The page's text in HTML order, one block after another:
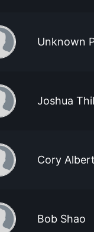
Unknown
Joshua
Cory
Bob Shao